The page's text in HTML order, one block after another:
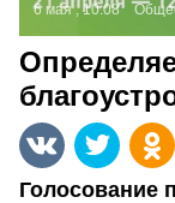
6 мая , 10:08
Голосование